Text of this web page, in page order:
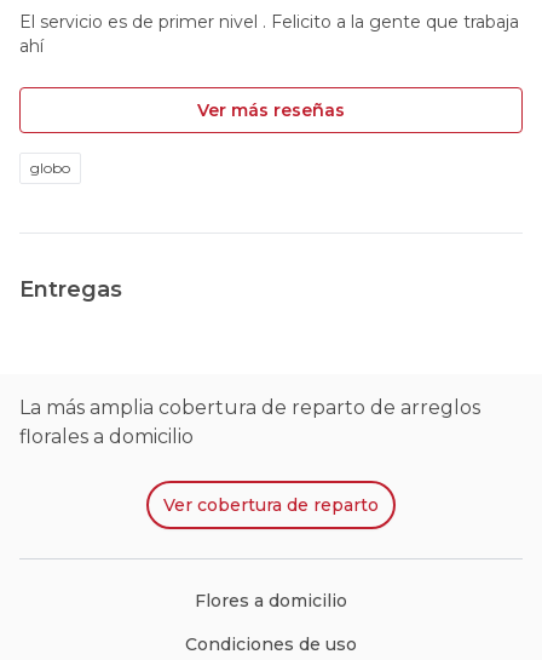
El servicio es de primer nivel . Felicito a la gente que trabaja
ahí
Ver más reseñas
globo
Entregas
La más amplia cobertura de reparto de arreglos
florales a domicilio
Ver cobertura de reparto
Flores a domicilio
Condiciones de uso